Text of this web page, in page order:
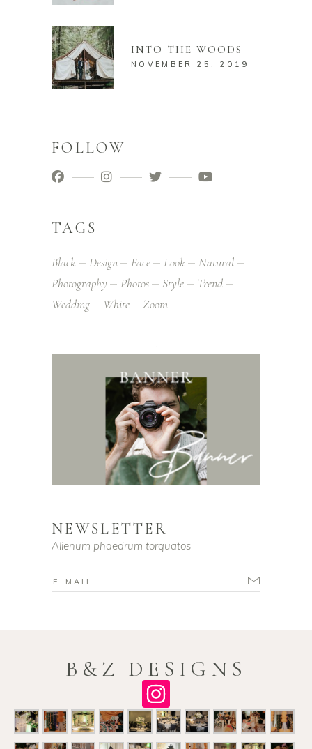
INTO THE WOODS
NOVEMBER 25, 2019
FOLLOW
TAGS
Black Design Face Look
Natural
Photography
Photos Style
Trend
Wedding
White Zoom
NEWSLETTER
Alienum phaedrum torquatos
B&Z DESIGNS